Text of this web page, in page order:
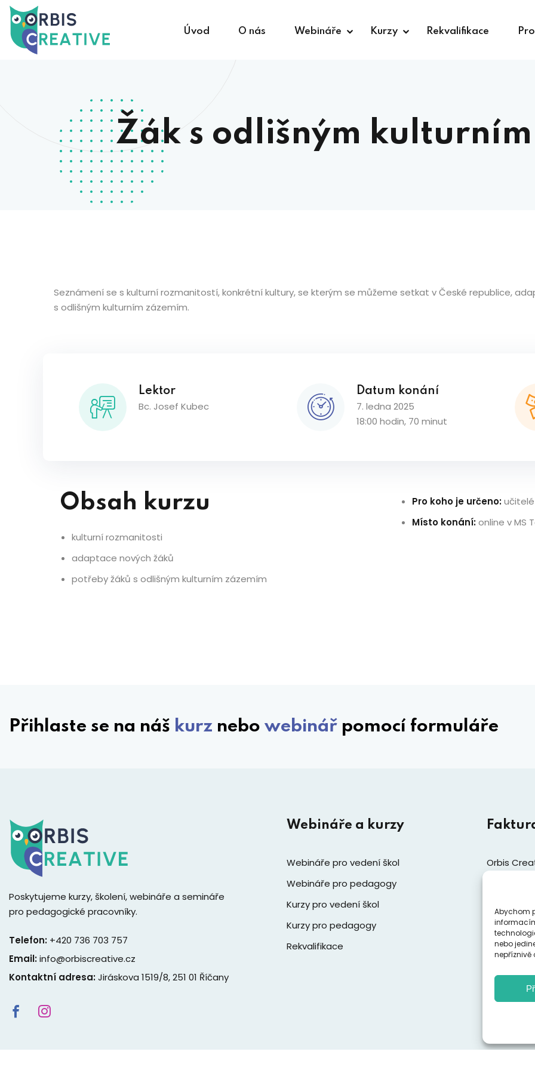
Abychom
nebo
nepříznivě
Úvod O nás Webináře Kurzy Rekvalifikace
Žák s odlišným
Seznámení se s kulturní rozmanitostí, konkrétní kultury, se kterým se můžeme setkat v České republice,
s odlišným kulturním zázemím.
Lektor
Bc. Josef Kubec
Datum konání
7. ledna 2025
18:00 hodin, 70 minut
Obsah kurzu
kulturní rozmanitosti
adaptace nových žáků
potřeby žáků s odlišným kulturním zázemím
Pro koho je určeno:učitelé
Místo konání:online v MS
Přihlaste se na náš kurz nebo webinář pomocí formuláře
Poskytujeme kurzy, školení, webináře a semináře
pro pedagogické pracovníky.
Telefon: +420 736 703 757
Email:info@orbiscreative.cz
Kontaktní adresa:Jiráskova 1519/8, 251 01 Říčany
Webináře a kurzy
Webináře pro vedení škol
Webináře pro pedagogy
Kurzy pro vedení škol
Kurzy pro pedagogy
Rekvalifikace
Orbis
Jiráskova
251 01
IČ: